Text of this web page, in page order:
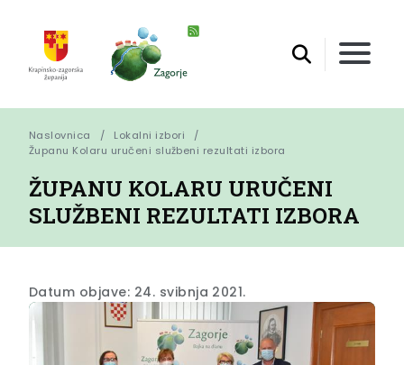
Naslovnica
Lokalni izbori
Županu Kolaru uručeni službeni rezultati izbora
ŽUPANU KOLARU URUČENI
SLUŽBENI REZULTATI IZBORA
Datum objave: 24. svibnja 2021.